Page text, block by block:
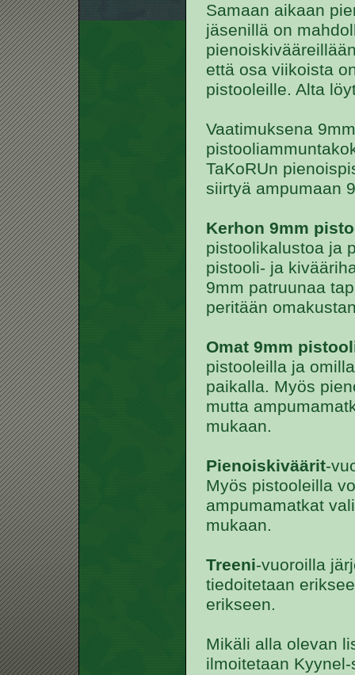
Samaan aikaan
jäsenillä on
että osa viikoista
pistooleille. Alta
Vaatimuksena
TaKoRUn
siirtyä ampumaan
Kerhon 9mm
pistoolikalustoa ja
pistooli- ja
9mm patruunaa
peritään
Omat 9mm
pistooleilla ja
paikalla. Myös
mutta
mukaan.
Pienoiskiväärit-
Myös pistooleilla
ampumamatkat
mukaan.
Treeni-vuoroilla
tiedoitetaan
erikseen.
Mikäli alla olevan
ilmoitetaan